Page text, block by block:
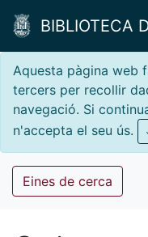
BIBLIOTECA
Aquesta pàgina web
tercers per recollir
navegació. Si
n'accepta el seu ús.
Eines de cerca